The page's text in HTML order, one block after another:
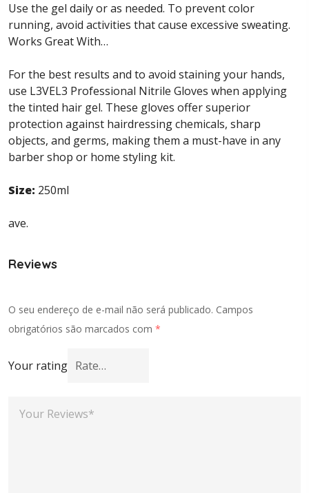
Use the gel daily or as needed. To prevent color
running, avoid activities that cause excessive sweating.
Works Great With…
For the best results and to avoid staining your hands,
use L3VEL3 Professional Nitrile Gloves when applying
the tinted hair gel. These gloves offer superior
protection against hairdressing chemicals, sharp
objects, and germs, making them a must-have in any
barber shop or home styling kit.
Size: 250ml
ave.
Reviews
O seu endereço de e-mail não será publicado. Campos
obrigatórios são marcados com *
Your rating